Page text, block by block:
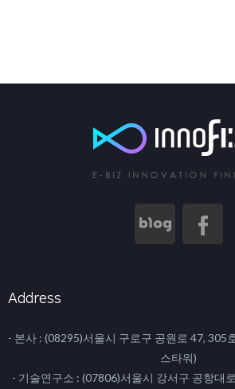
Address
- 본사 : (08295)서울시 구로구 공원로 47, 305
스타워)
- 기술연구소 : (07806)서울시 강서구 공항대